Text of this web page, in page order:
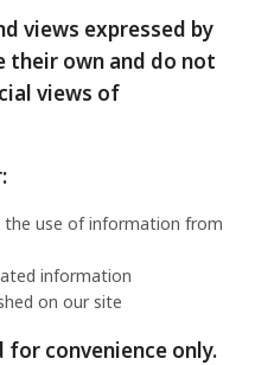
views expressed by
own and do not
views of
the use of information from
information
on our site
convenience only.
e